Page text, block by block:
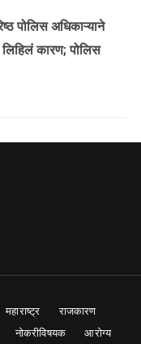
पोलिस अधिकाऱ्याने
कारण; पोलिस
महाराष्ट्र
राजकारण
नोकरीविषयक
आरोग्य